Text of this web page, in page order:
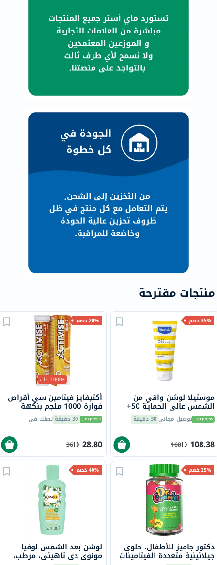
منتجات مقترحة
35% خصم
موستيلا لوشن واقي من
الشمس عالي الحماية 50+
للوجه والجسم، مقاوم للماء،
100 مل توصيل مجاني30 دقيقة
108.38
168
20% خصم
+1000 طلب
أكتيفايز فيتامين سي أقراص
فوارة 1000 ملجم بنكهة
البرتقال حزمة من 20
30 دقيقة تصلك في
28.80
36
25% خصم
دكتور جاميز للأطفال، حلوى
جيلاتينية متعددة الفيتامينات
40% خصم
لوشن بعد الشمس لوفيا
مونوى دي تاهيتي، مرطب،